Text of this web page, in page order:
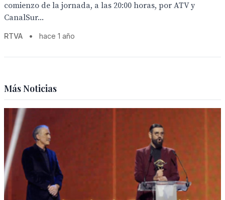
comienzo de la jornada, a las 20:00 horas, por ATV y
CanalSur...
RTVA • hace 1 año
Más Noticias